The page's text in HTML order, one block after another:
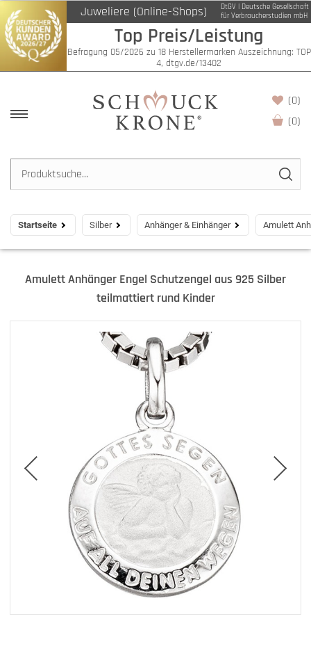
Juweliere (Online-Shops)
DtGV | Deutsche Gesellschaft
für Verbraucherstudien mbH
Top Preis/Leistung
Befragung 05/2026 zu 18 Herstellermarken Auszeichnung: TOP
4, dtgv.de/13402
(0)
(0)
Startseite Silber Anhänger & Einhänger Amulett
Amulett Anhänger Engel Schutzengel aus 925 Silber
teilmattiert rund Kinder